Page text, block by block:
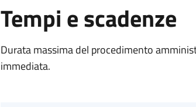
Tempi e scadenze
Durata massima del procedimento
immediata.